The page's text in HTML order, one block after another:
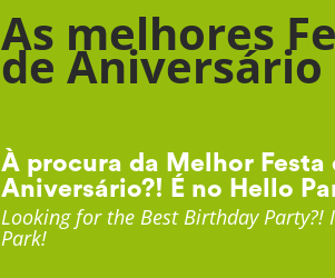
As melhores
de Aniversário
À procura da Melhor Festa
Aniversário?! É no Hello
Looking for the Best Birthday Party?!
Park!